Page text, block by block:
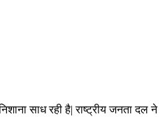
साध रही है| राष्ट्रीय जनता दल ने